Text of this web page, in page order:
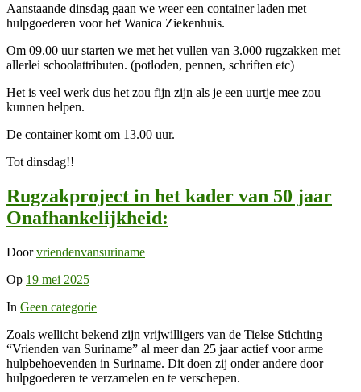
Aanstaande dinsdag gaan we weer een container laden met
hulpgoederen voor het Wanica Ziekenhuis.
Om 09.00 uur starten we met het vullen van 3.000 rugzakken met
allerlei schoolattributen. (potloden, pennen, schriften etc)
Het is veel werk dus het zou fijn zijn als je een uurtje mee zou
kunnen helpen.
De container komt om 13.00 uur.
Tot dinsdag!!
Rugzakproject in het kader van 50 jaar
Onafhankelijkheid:
Doorvriendenvansuriname
Op 19 mei 2025
In Geen categorie
Zoals wellicht bekend zijn vrijwilligers van de Tielse Stichting
“Vrienden van Suriname” al meer dan 25 jaar actief voor arme
hulpbehoevenden in Suriname. Dit doen zij onder andere door
hulpgoederen te verzamelen en te verschepen.